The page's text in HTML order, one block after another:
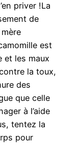
priver !La
de
est
et les maux
la toux,
des
que celle
à l’aide
tentez la
pour